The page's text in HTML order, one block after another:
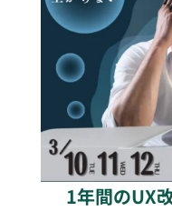
1年間のUX